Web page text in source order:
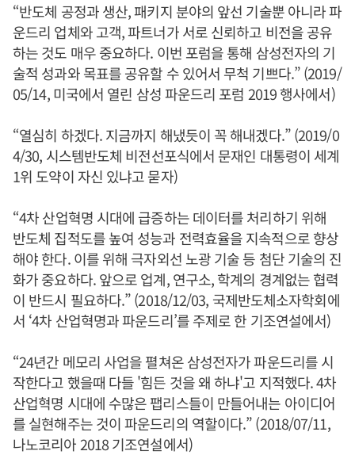
“반도체 공정과 생산, 패키지 분야의 앞선 기술뿐 아니라 파
운드리 업체와 고객, 파트너가 서로 신뢰하고 비전을 공유
하는 것도 매우 중요하다. 이번 포럼을 통해 삼성전자의 기
술적 성과와 목표를 공유할 수 있어서 무척 기쁘다.” (2019/
05/14, 미국에서 열린 삼성 파운드리 포럼 2019 행사에서)
“열심히 하겠다. 지금까지 해냈듯이 꼭 해내겠다.” (2019/0
4/30, 시스템반도체 비전선포식에서 문재인 대통령이 세계
1위 도약이 자신 있냐고 묻자)
“4차 산업혁명 시대에 급증하는 데이터를 처리하기 위해
반도체 집적도를 높여 성능과 전력효율을 지속적으로 향상
해야 한다. 이를 위해 극자외선 노광 기술 등 첨단 기술의 진
화가 중요하다. 앞으로 업계, 연구소, 학계의 경계없는 협력
이 반드시 필요하다.” (2018/12/03, 국제반도체소자학회에
서 ‘4차 산업혁명과 파운드리’를 주제로 한 기조연설에서)
“24년간 메모리 사업을 펼쳐온 삼성전자가 파운드리를 시
작한다고 했을때 다들 '힘든 것을 왜 하냐'고 지적했다. 4차
산업혁명 시대에 수많은 팹리스들이 만들어내는 아이디어
를 실현해주는 것이 파운드리의 역할이다.” (2018/07/11,
나노코리아 2018 기조연설에서)